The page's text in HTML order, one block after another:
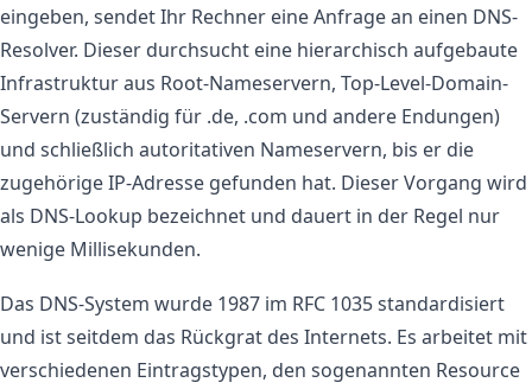
eingeben, sendet Ihr Rechner eine Anfrage an einen DNS-
Resolver. Dieser durchsucht eine hierarchisch aufgebaute
Infrastruktur aus Root-Nameservern, Top-Level-Domain-
Servern (zuständig für .de, .com und andere Endungen)
und schließlich autoritativen Nameservern, bis er die
zugehörige IP-Adresse gefunden hat. Dieser Vorgang wird
als DNS-Lookup bezeichnet und dauert in der Regel nur
wenige Millisekunden.
Das DNS-System wurde 1987 im RFC 1035 standardisiert
und ist seitdem das Rückgrat des Internets. Es arbeitet mit
verschiedenen Eintragstypen, den sogenannten Resource